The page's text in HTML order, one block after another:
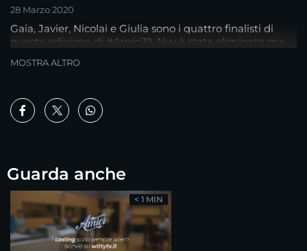
28 Marzo 2020
Gaia, Javier, Nicolai e Giulia sono i quattro finalisti di
questa edizione di #Amici19. Nyv è stata eliminata ma
MOSTRA ALTRO
Guarda anche
< 1 MIN